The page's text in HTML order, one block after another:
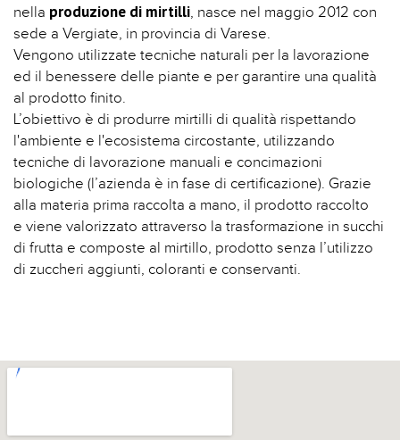
nella produzione di mirtilli, nasce nel maggio 2012 con
sede a Vergiate, in provincia di Varese.
Vengono utilizzate tecniche naturali per la lavorazione
ed il benessere delle piante e per garantire una qualità
al prodotto finito.
L’obiettivo è di produrre mirtilli di qualità rispettando
l'ambiente e l'ecosistema circostante, utilizzando
tecniche di lavorazione manuali e concimazioni
biologiche (l’azienda è in fase di certificazione). Grazie
alla materia prima raccolta a mano, il prodotto raccolto
e viene valorizzato attraverso la trasformazione in succhi
di frutta e composte al mirtillo, prodotto senza l’utilizzo
di zuccheri aggiunti, coloranti e conservanti.